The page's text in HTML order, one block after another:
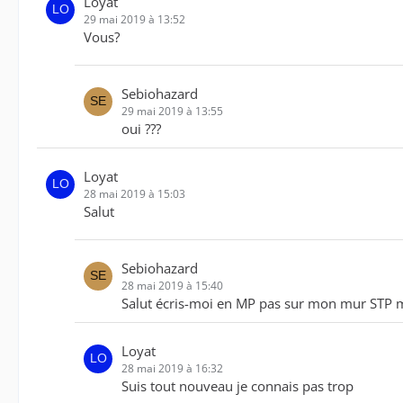
29 mai 2019 à 13:52
Vous?
Sebiohazard
29 mai 2019 à 13:55
oui ???
Loyat
28 mai 2019 à 15:03
Salut
Sebiohazard
28 mai 2019 à 15:40
Salut écris-moi en MP pas sur mon mur STP
Loyat
28 mai 2019 à 16:32
Suis tout nouveau je connais pas trop